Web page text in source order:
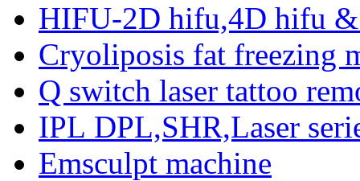
HIFU-2D hifu,4D hifu
Cryoliposis fat freezing
Q switch laser tattoo
IPL DPL,SHR,Laser
Emsculpt machine